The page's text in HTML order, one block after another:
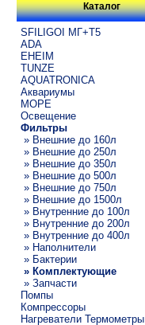
Каталог
SFILIGOI МГ+Т5
ADA
EHEIM
TUNZE
AQUATRONICA
Аквариумы
МОРЕ
Освещение
Фильтры
» Внешние до 160л
» Внешние до 250л
» Внешние до 350л
» Внешние до 500л
» Внешние до 750л
» Внешние до 1500л
» Внутренние до 100л
» Внутренние до 200л
» Внутренние до 400л
» Наполнители
» Бактерии
» Комплектующие
» Запчасти
Помпы
Компрессоры
Нагреватели Термометры